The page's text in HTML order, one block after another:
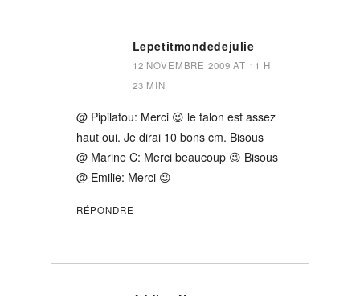
Lepetitmondedejulie
12 NOVEMBRE 2009 AT 11 H
23 MIN
@ Pipilatou: Merci 😉 le talon est assez
haut oui. Je dirai 10 bons cm. Bisous
@ Marine C: Merci beaucoup 😉 Bisous
@ Emilie: Merci 😉
RÉPONDRE